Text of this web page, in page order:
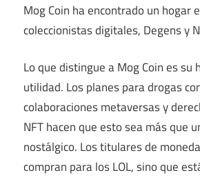
Mog Coin ha encontrado un hogar
coleccionistas digitales, Degens y
Lo que distingue a Mog Coin es su
utilidad. Los planes para drogas
colaboraciones metaversas y
NFT hacen que esto sea más que
nostálgico. Los titulares de
compran para los LOL, sino que